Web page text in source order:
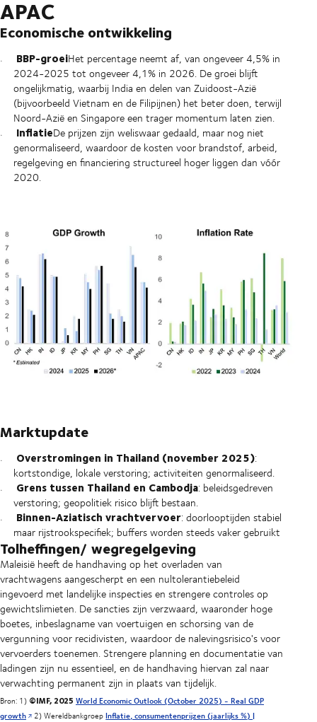
APAC
Economische ontwikkeling
BBP-groeiHet percentage neemt af, van ongeveer 4,5% in
2024-2025 tot ongeveer 4,1% in 2026. De groei blijft
ongelijkmatig, waarbij India en delen van Zuidoost-Azië
(bijvoorbeeld Vietnam en de Filipijnen) het beter doen, terwijl
Noord-Azië en Singapore een trager momentum laten zien.
InflatieDe prijzen zijn weliswaar gedaald, maar nog niet
genormaliseerd, waardoor de kosten voor brandstof, arbeid,
regelgeving en financiering structureel hoger liggen dan vóór
2020.
Marktupdate
Overstromingen in Thailand (november 2025):
kortstondige, lokale verstoring; activiteiten genormaliseerd.
Grens tussen Thailand en Cambodja: beleidsgedreven
verstoring; geopolitiek risico blijft bestaan.
Binnen-Aziatisch vrachtvervoer: doorlooptijden stabiel
maar rijstrookspecifiek; buffers worden steeds vaker gebruikt
Tolheffingen/ wegregelgeving
Maleisië heeft de handhaving op het overladen van
vrachtwagens aangescherpt en een nultolerantiebeleid
ingevoerd met landelijke inspecties en strengere controles op
gewichtslimieten. De sancties zijn verzwaard, waaronder hoge
boetes, inbeslagname van voertuigen en schorsing van de
vergunning voor recidivisten, waardoor de nalevingsrisico's voor
vervoerders toenemen. Strengere planning en documentatie van
ladingen zijn nu essentieel, en de handhaving hiervan zal naar
verwachting permanent zijn in plaats van tijdelijk.
Bron: 1) ©IMF, 2025 World Economic Outlook (October 2025) - Real GDP
growth
2) WereldbankgroepInflatie, consumentenprijzen (jaarlijks %) |